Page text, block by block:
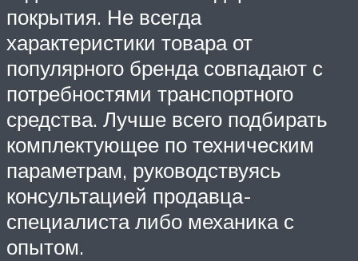
покрытия. Не всегда
характеристики товара от
популярного бренда совпадают с
потребностями транспортного
средства. Лучше всего подбирать
комплектующее по техническим
параметрам, руководствуясь
консультацией продавца-
специалиста либо механика с
опытом.